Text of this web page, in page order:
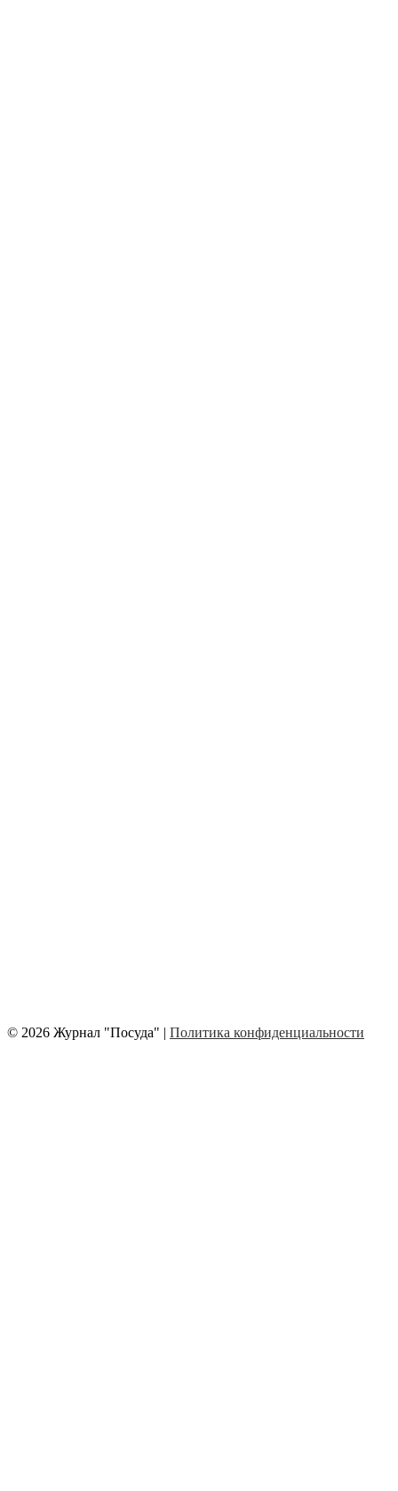
© 2026 Журнал "Посуда" | Политика конфиденциальности